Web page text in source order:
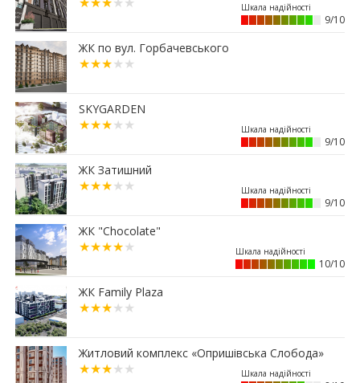
15:12
Житловий район “Княгинин” – від
архітектурного задуму до повноцінного
міського середовища
30.06.2026
15:38
Альтернатива депозитам: скільки можна
заробити на купівлі паркомісця у Франківську
12:52
Мешканці одного з мікрорайонів Франківська
вимагають перевірити чергову будову
13:40
Квартири здорожчали на 14%: скільки тепер
коштує житло у Франківську
25.06.2026
11:36
Ваша мрія отримала адресу: біля Veles Mall
з’явиться новий квартал Dreamland
24.06.2026
11:04
Що буде з історичною бруківкою, яку
демонтували у Франківську
10:42
Купівля житла за держпрограмами
ускладнилася через оцінку нерухомості
9/10
ЖК по вул. Горбачевського
SKYGARDEN
9/10
ЖК Затишний
9/10
ЖК "Chocolate"
10/10
ЖК Family Plaza
Житловий комплекс «Опришівська Слобода»